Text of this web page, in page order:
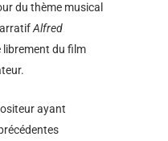
du thème musical
Alfred
librement du film
ayant